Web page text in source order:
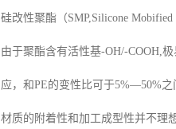
硅改性聚酯（SMP,Silicone Mobified
由于聚酯含有活性基-OH/-COOH,
应，和PE的变性比可于5%—50%
材质的附着性和加工成型性并不理